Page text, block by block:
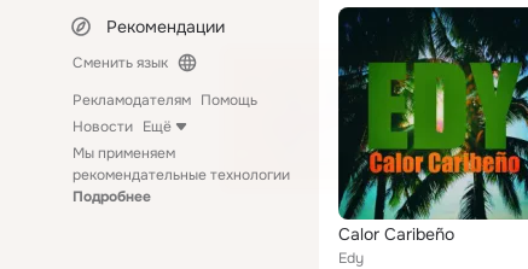
Рекомендации
Сменить язык
Рекламодателям Помощь
Новости Ещё
Мы применяем
рекомендательные технологии
Подробнее
Calor Caribeño
Edy